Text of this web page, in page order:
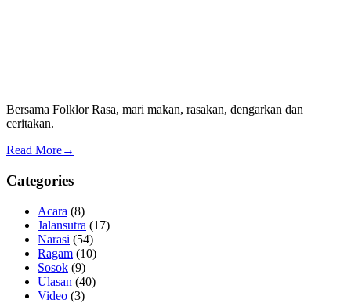
Bersama Folklor Rasa, mari makan, rasakan, dengarkan dan
ceritakan.
Read More→
Categories
Acara (8)
Jalansutra (17)
Narasi (54)
Ragam (10)
Sosok (9)
Ulasan (40)
Video (3)